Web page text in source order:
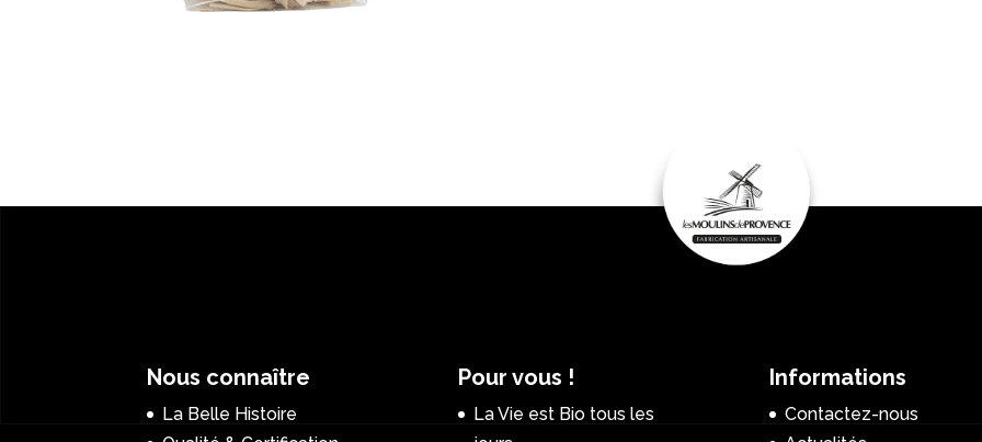
Nous connaître
La Belle Histoire
Pour vous !
La Vie est Bio tous les
Informations
Contactez-nous